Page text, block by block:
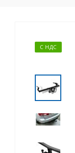
С НДС